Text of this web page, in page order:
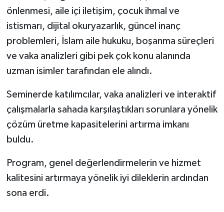
önlenmesi, aile içi iletişim, çocuk ihmal ve
istismarı, dijital okuryazarlık, güncel inanç
problemleri, İslam aile hukuku, boşanma süreçleri
ve vaka analizleri gibi pek çok konu alanında
uzman isimler tarafından ele alındı.
Seminerde katılımcılar, vaka analizleri ve interaktif
çalışmalarla sahada karşılaştıkları sorunlara yönelik
çözüm üretme kapasitelerini artırma imkanı
buldu.
Program, genel değerlendirmelerin ve hizmet
kalitesini artırmaya yönelik iyi dileklerin ardından
sona erdi.
Giresun Müftülüğü
Gümüşhane Müftülüğü
Hakkari Müftülüğü
Hatay Müftülüğü
İstanbul Müftülüğü